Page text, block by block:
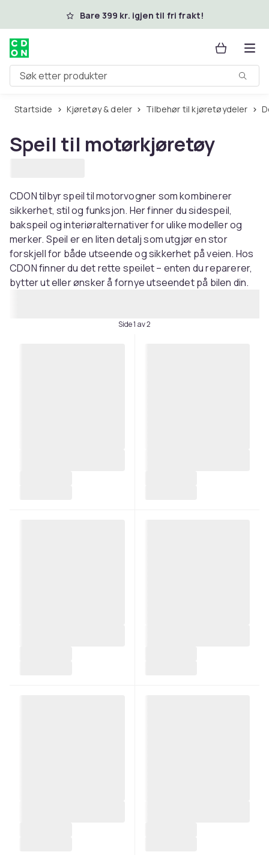
Hopp til hovedinnholdBare 399 kr. igjen til fri frakt!
Søk etter produkter
Startside Kjøretøy & deler Tilbehør til kjøretøydeler
Speil til motørkjøretøy
CDON tilbyr speil til motorvogner som kombinerer
sikkerhet, stil og funksjon. Her finner du sidespeil,
bakspeil og interiøralternativer for ulike modeller og
merker. Speil er en liten detalj som utgjør en stor
forskjell for både utseende og sikkerhet på veien. Hos
CDON finner du det rette speilet – enten du reparerer,
bytter ut eller ønsker å fornye utseendet på bilen din.
Side 1 av 2